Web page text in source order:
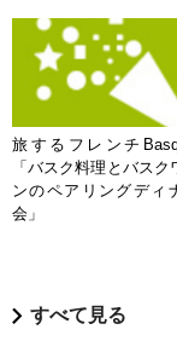
旅するフレンチ
「バスク料理とバスク
ンのペアリングディ
会」
すべて見る